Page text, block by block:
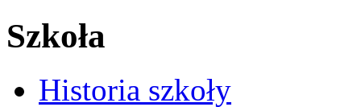
Szkoła
Historia szkoły